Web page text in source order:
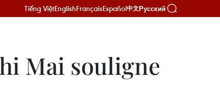
Tiếng ViệtEnglishFrançaisEspañol中文Русский
Mai souligne